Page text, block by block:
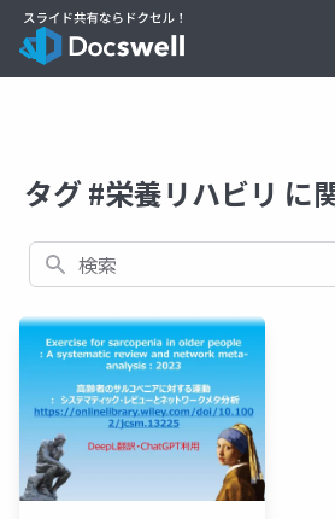
タグ #栄養リハビリ に
検索